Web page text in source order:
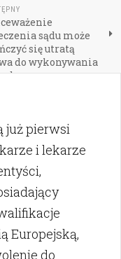
sądu może
się utratą
do wykonywania
już pierwsi
i lekarze
Europejską,
do